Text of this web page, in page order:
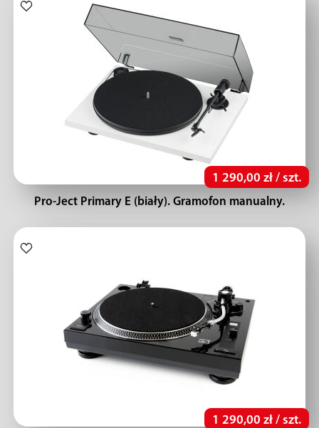
1 290,00 zł / szt.
Pro-Ject Primary E (biały). Gramofon manualny.
1 290,00 zł / szt.